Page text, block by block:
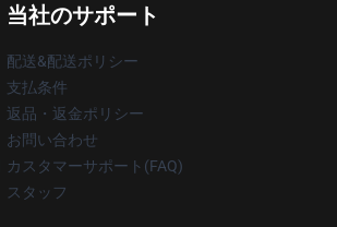
当社のサポート
配送&配送ポリシー
支払条件
返品・返金ポリシー
お問い合わせ
カスタマーサポート(FAQ)
スタッフ